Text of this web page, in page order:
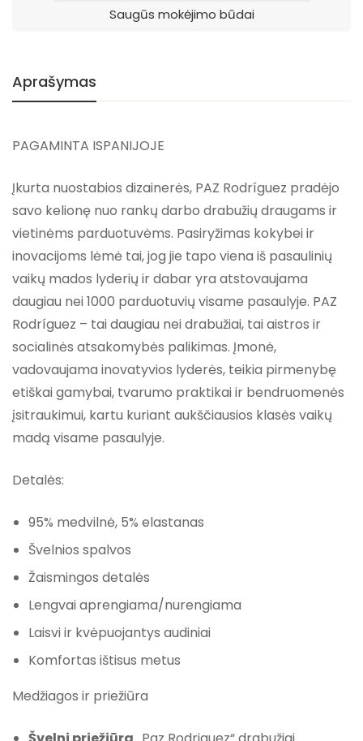
Saugūs mokėjimo būdai
Aprašymas
PAGAMINTA ISPANIJOJE
Įkurta nuostabios dizainerės, PAZ Rodríguez pradėjo
savo kelionę nuo rankų darbo drabužių draugams ir
vietinėms parduotuvėms. Pasiryžimas kokybei ir
inovacijoms lėmė tai, jog jie tapo viena iš pasaulinių
vaikų mados lyderių ir dabar yra atstovaujama
daugiau nei 1000 parduotuvių visame pasaulyje. PAZ
Rodríguez – tai daugiau nei drabužiai, tai aistros ir
socialinės atsakomybės palikimas. Įmonė,
vadovaujama inovatyvios lyderės, teikia pirmenybę
etiškai gamybai, tvarumo praktikai ir bendruomenės
įsitraukimui, kartu kuriant aukščiausios klasės vaikų
madą visame pasaulyje.
Detalės:
95% medvilnė, 5% elastanas
Švelnios spalvos
Žaismingos detalės
Lengvai aprengiama/nurengiama
Laisvi ir kvėpuojantys audiniai
Komfortas ištisus metus
Medžiagos ir priežiūra